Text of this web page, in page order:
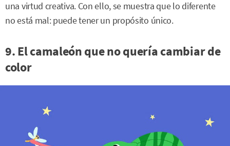
una virtud creativa. Con ello, se muestra que lo diferente
no está mal: puede tener un propósito único.
9. El camaleón que no quería cambiar de
color